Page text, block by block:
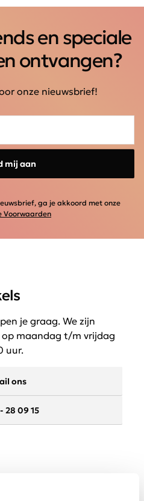
en speciale
ontvangen?
onze nieuwsbrief!
mij aan
ga je akkoord met onze
Voorwaarden
je graag. We zijn
maandag t/m vrijdag
uur.
ons
28 09 15